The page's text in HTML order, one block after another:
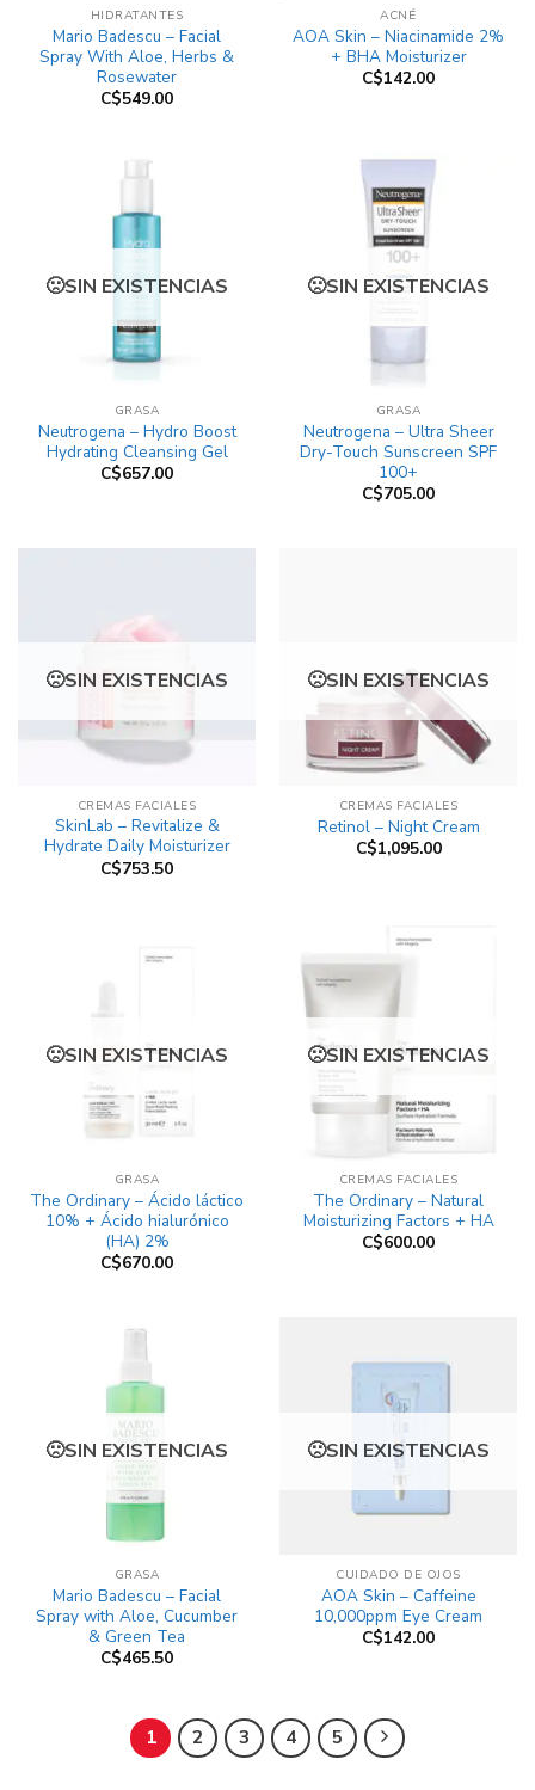
HIDRATANTES
Mario Badescu – Facial
Spray With Aloe, Herbs &
Rosewater
C$549.00
ACNÉ
AOA Skin – Niacinamide 2%
+ BHA Moisturizer
C$142.00
SIN EXISTENCIAS
GRASA
Neutrogena – Hydro Boost
Hydrating Cleansing Gel
C$657.00
SIN EXISTENCIAS
GRASA
Neutrogena – Ultra Sheer
Dry-Touch Sunscreen SPF
100+
C$705.00
SIN EXISTENCIAS
CREMAS FACIALES
SkinLab – Revitalize &
Hydrate Daily Moisturizer
C$753.50
SIN EXISTENCIAS
CREMAS FACIALES
Retinol – Night Cream
C$1,095.00
SIN EXISTENCIAS
GRASA
The Ordinary – Ácido láctico
10% + Ácido hialurónico
(HA) 2%
C$670.00
SIN EXISTENCIAS
CREMAS FACIALES
The Ordinary – Natural
Moisturizing Factors + HA
C$600.00
SIN EXISTENCIAS
GRASA
Mario Badescu – Facial
Spray with Aloe, Cucumber
& Green Tea
C$465.50
SIN EXISTENCIAS
CUIDADO DE OJOS
AOA Skin – Caffeine
10,000ppm Eye Cream
C$142.00
1 2 3 4 5